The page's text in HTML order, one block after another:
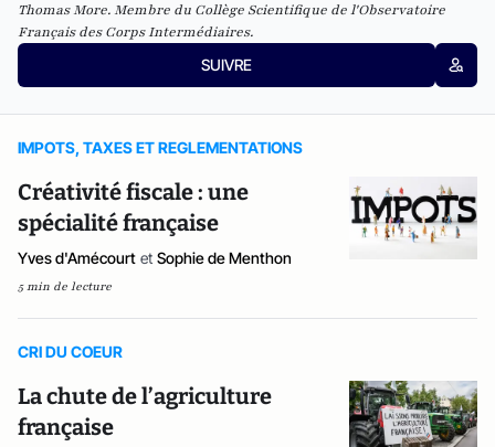
Thomas More. Membre du Collège Scientifique de l'Observatoire
Français des Corps Intermédiaires.
SUIVRE
IMPOTS, TAXES ET REGLEMENTATIONS
Créativité fiscale : une
spécialité française
Yves d'Amécourt et Sophie de Menthon
5 min de lecture
CRI DU COEUR
La chute de l’agriculture
française